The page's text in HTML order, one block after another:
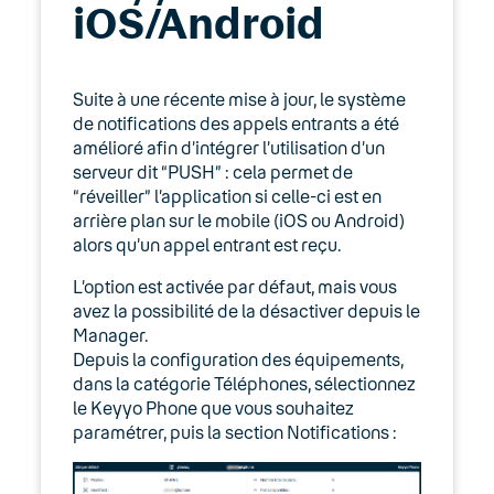
Expert
Lexique
Modes d’emploi
Fonctionnalités
Fax IP
Webmail Keyyo
CRM
Keyyo Apps
iOS/Android
Suite à une récente mise à jour, le système
de notifications des appels entrants a été
amélioré afin d’intégrer l’utilisation d’un
serveur dit “PUSH” : cela permet de
“réveiller” l’application si celle-ci est en
arrière plan sur le mobile (iOS ou Android)
alors qu’un appel entrant est reçu.
L’option est activée par défaut, mais vous
avez la possibilité de la désactiver depuis le
Manager.
Depuis la configuration des équipements,
dans la catégorie Téléphones, sélectionnez
le Keyyo Phone que vous souhaitez
paramétrer, puis la section Notifications :